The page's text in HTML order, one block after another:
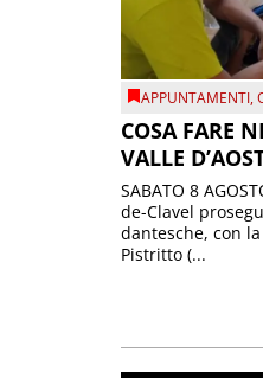
APPUNTAMENTI,
COSA FARE
VALLE
SABATO 8
de-Clavel
dantesche, con
Pistritto (...